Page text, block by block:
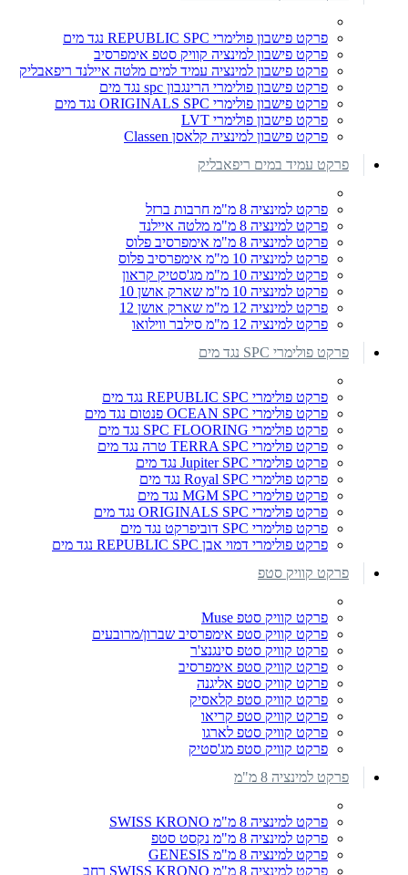
פרקט פישבון פולימרי REPUBLIC SPC נגד מים
פרקט פישבון למינציה קוויק סטפ אימפרסיב
פרקט פישבון למינציה עמיד למים מלטה איילנד ריפאבליק
פרקט פישבון פולימרי הרינגבון spc נגד מים
פרקט פישבון פולימרי ORIGINALS SPC נגד מים
פרקט פישבון פולימרי LVT
פרקט פישבון למינציה קלאסן Classen
פרקט עמיד במים ריפאבליק
פרקט למינציה 8 מ"מ חרבות ברזל
פרקט למינציה 8 מ"מ מלטה איילנד
פרקט למינציה 8 מ"מ אימפרסיב פלוס
פרקט למינציה 10 מ"מ אימפרסיב פלוס
פרקט למינציה 10 מ"מ מג'סטיק קראון
פרקט למינציה 10 מ"מ שארק אושן 10
פרקט למינציה 12 מ"מ שארק אושן 12
פרקט למינציה 12 מ"מ סילבר ווילואו
פרקט פולימרי SPC נגד מים
פרקט פולימרי REPUBLIC SPC נגד מים
פרקט פולימרי OCEAN SPC פנטום נגד מים
פרקט פולימרי SPC FLOORING נגד מים
פרקט פולימרי TERRA SPC טרה נגד מים
פרקט פולימרי Jupiter SPC נגד מים
פרקט פולימרי Royal SPC נגד מים
פרקט פולימרי MGM SPC נגד מים
פרקט פולימרי ORIGINALS SPC נגד מים
פרקט פולימרי SPC דוביפרקט נגד מים
פרקט פולימרי דמוי אבן REPUBLIC SPC נגד מים
פרקט קוויק סטפ
פרקט קוויק סטפ Muse
פרקט קוויק סטפ אימפרסיב שברון/מרובעים
פרקט קוויק סטפ סינגנצ'ר
פרקט קוויק סטפ אימפרסיב
פרקט קוויק סטפ אליגנה
פרקט קוויק סטפ קלאסיק
פרקט קוויק סטפ קריאו
פרקט קוויק סטפ לארגו
פרקט קוויק סטפ מג'סטיק
פרקט למינציה 8 מ"מ
פרקט למינציה 8 מ"מ SWISS KRONO
פרקט למינציה 8 מ"מ נקסט סטפ
פרקט למינציה 8 מ"מ GENESIS
פרקט למינציה 8 מ"מ SWISS KRONO רחב